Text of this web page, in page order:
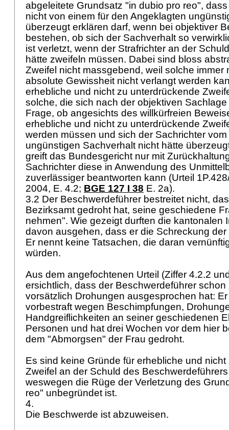
abgeleitete Grundsatz "in dubio pro reo",
nicht von einem für den Angeklagten
überzeugt erklären darf, wenn bei objektiver
bestehen, ob sich der Sachverhalt so
ist verletzt, wenn der Strafrichter an der
hätte zweifeln müssen. Dabei sind bloss
Zweifel nicht massgebend, weil solche immer
absolute Gewissheit nicht verlangt werden
erhebliche und nicht zu unterdrückende
solche, die sich nach der objektiven
Frage, ob angesichts des willkürfreien
erhebliche und nicht zu unterdrückende
werden müssen und sich der Sachrichter
ungünstigen Sachverhalt nicht hätte
greift das Bundesgericht nur mit
Sachrichter diese in Anwendung des
zuverlässiger beantworten kann (Urteil
2004, E. 4.2; BGE 127 I 38 E. 2a).
3.2 Der Beschwerdeführer bestreitet nicht,
Bezirksamt gedroht hat, seine geschiedene
nehmen". Wie gezeigt durften die kantonalen
davon ausgehen, dass er die Schreckung
Er nennt keine Tatsachen, die daran
würden.
Aus dem angefochtenen Urteil (Ziffer 4.2.2
ersichtlich, dass der Beschwerdeführer
vorsätzlich Drohungen ausgesprochen hat:
vorbestraft wegen Beschimpfungen,
Handgreiflichkeiten an seiner geschiedenen
Personen und hat drei Wochen vor dem hier
dem "Abmorgsen" der Frau gedroht.
Es sind keine Gründe für erhebliche und
Zweifel an der Schuld des
weswegen die Rüge der Verletzung des
reo" unbegründet ist.
4.
Die Beschwerde ist abzuweisen.